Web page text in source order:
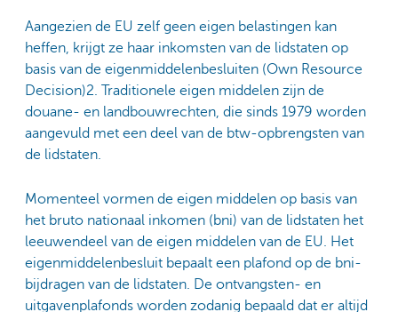
Aangezien de EU zelf geen eigen belastingen kan
heffen, krijgt ze haar inkomsten van de lidstaten op
basis van de eigenmiddelenbesluiten (Own Resource
Decision)2. Traditionele eigen middelen zijn de
douane- en landbouwrechten, die sinds 1979 worden
aangevuld met een deel van de btw-opbrengsten van
de lidstaten.
Momenteel vormen de eigen middelen op basis van
het bruto nationaal inkomen (bni) van de lidstaten het
leeuwendeel van de eigen middelen van de EU. Het
eigenmiddelenbesluit bepaalt een plafond op de bni-
bijdragen van de lidstaten. De ontvangsten- en
uitgavenplafonds worden zodanig bepaald dat er altijd